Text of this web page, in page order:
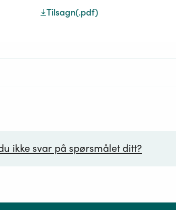
Tilsagn(.pdf)
ikke svar på spørsmålet ditt?